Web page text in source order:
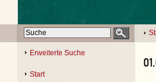
Erweiterte Suche
Start